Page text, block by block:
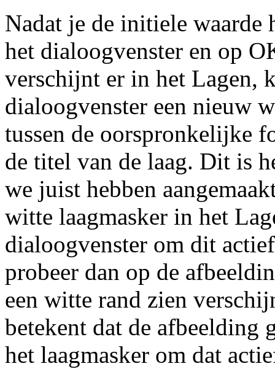
Nadat je de initiele waarde
het dialoogvenster en op
verschijnt er in het Lagen,
dialoogvenster een nieuw
tussen de oorspronkelijke
de titel van de laag. Dit is
we juist hebben
witte laagmasker in het
dialoogvenster om dit
probeer dan op de
een witte rand zien
betekent dat de afbeelding
het laagmasker om dat